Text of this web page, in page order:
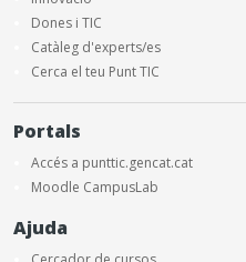
Dones i TIC
Catàleg d'experts/es
Cerca el teu Punt TIC
Portals
Accés a punttic.gencat.cat
Moodle CampusLab
Ajuda